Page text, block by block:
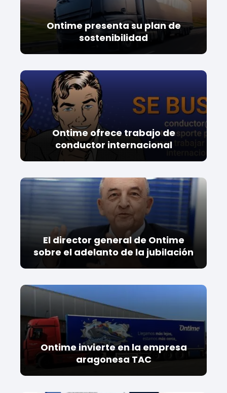
Ontime presenta su plan de
sostenibilidad
Ontime ofrece trabajo de
conductor internacional
El director general de Ontime
sobre el adelanto de la jubilación
Ontime invierte en la empresa
aragonesa TAC